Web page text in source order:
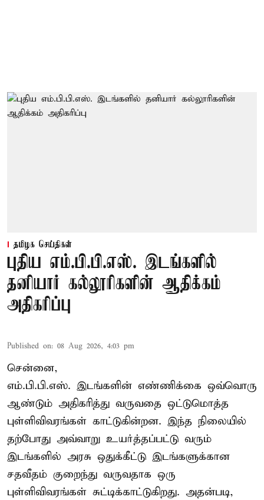
தமிழக செய்திகள்
புதிய எம்.பி.பி.எஸ். இடங்களில்
தனியார் கல்லூரிகளின் ஆதிக்கம்
அதிகரிப்பு
Published on: 08 Aug 2026, 4:03 pm
சென்னை,
எம்.பி.பி.எஸ். இடங்களின் எண்ணிக்கை ஒவ்வொரு
ஆண்டும் அதிகரித்து வருவதை ஒட்டுமொத்த
புள்ளிவிவரங்கள் காட்டுகின்றன. இந்த நிலையில்
தற்போது அவ்வாறு உயர்த்தப்பட்டு வரும்
இடங்களில் அரசு ஒதுக்கீட்டு இடங்களுக்கான
சதவீதம் குறைந்து வருவதாக ஒரு
புள்ளிவிவரங்கள் சுட்டிக்காட்டுகிறது. அதன்படி,